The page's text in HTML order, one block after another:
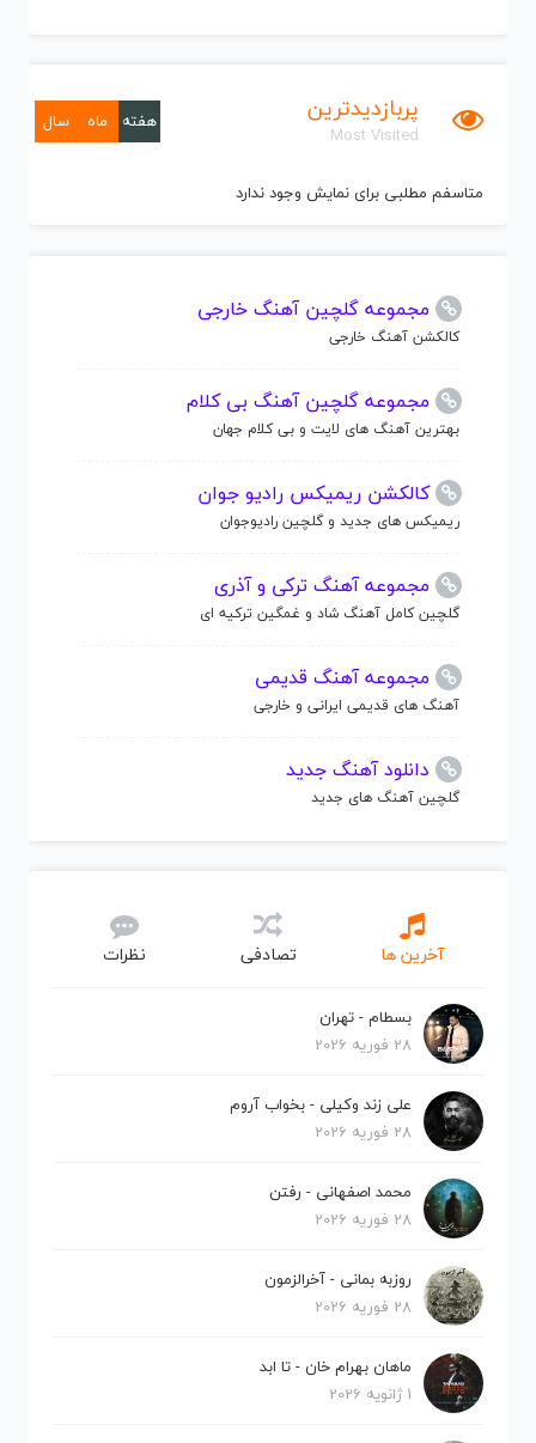
پربازدیدترین
Most Visited
هفته ماه سال
متاسفم مطلبی برای نمایش وجود ندارد
مجموعه گلچین آهنگ خارجی
کالکشن آهنگ خارجی
مجموعه گلچین آهنگ بی کلام
بهترین آهنگ های لایت و بی کلام جهان
کالکشن ریمیکس رادیو جوان
ریمیکس های جدید و گلچین رادیوجوان
مجموعه آهنگ ترکی و آذری
گلچین کامل آهنگ شاد و غمگین ترکیه ای
مجموعه آهنگ قدیمی
آهنگ های قدیمی ایرانی و خارجی
دانلود آهنگ جدید
گلچین آهنگ های جدید
آخرین ها تصادفی نظرات
بسطام - تهران
28 فوریه 2026
علی زند وکیلی - بخواب آروم
28 فوریه 2026
محمد اصفهانی - رفتن
28 فوریه 2026
روزبه بمانی - آخرالزمون
28 فوریه 2026
ماهان بهرام خان - تا ابد
1 ژانویه 2026